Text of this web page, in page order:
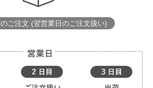
ご注文 (翌営業日のご注文扱い)